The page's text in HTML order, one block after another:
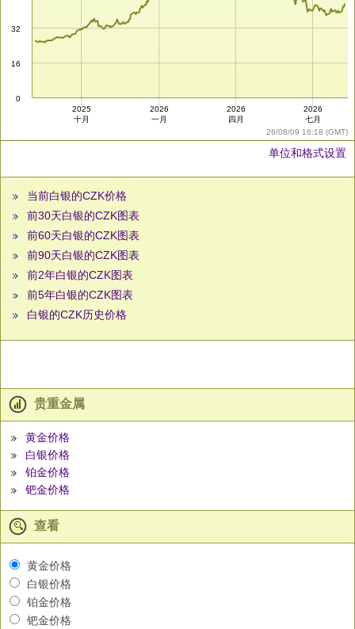
26/08/09 16:18 (GMT)
0
16
32
2025
十月
2026
一月
2026
四月
2026
七月
单位和格式设置
当前白银的CZK价格
前30天白银的CZK图表
前60天白银的CZK图表
前90天白银的CZK图表
前2年白银的CZK图表
前5年白银的CZK图表
白银的CZK历史价格
贵重金属
黄金价格
白银价格
铂金价格
钯金价格
查看
黄金价格
白银价格
铂金价格
钯金价格